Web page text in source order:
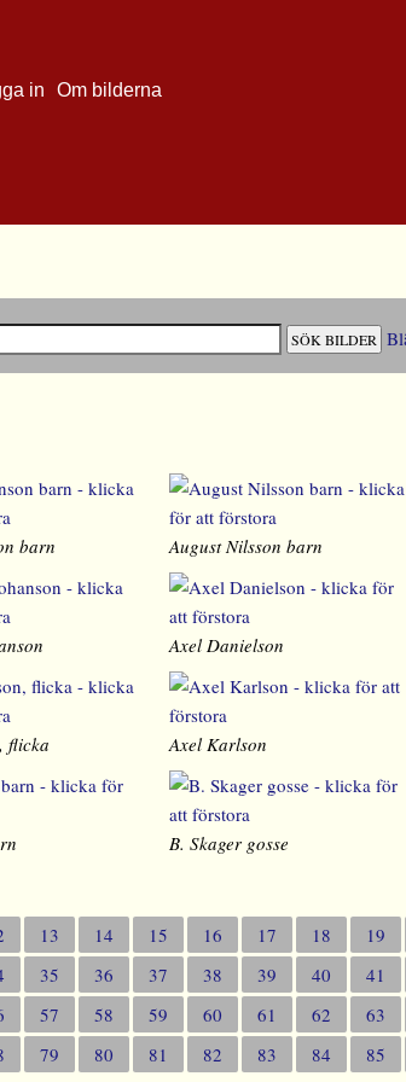
in Om bilderna
barn August Nilsson barn
Axel Danielson
flicka Axel Karlson
B. Skager gosse
13 14 15 16 17 18 19
35 36 37 38 39 40 41
57 58 59 60 61 62 63
79 80 81 82 83 84 85